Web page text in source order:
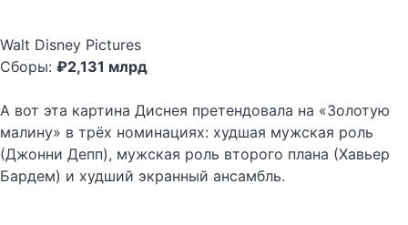
Walt Disney Pictures
Сборы: ₽2,131 млрд
А вот эта картина Диснея претендовала на «Золотую
малину» в трёх номинациях: худшая мужская роль
(Джонни Депп), мужская роль второго плана (Хавьер
Бардем) и худший экранный ансамбль.